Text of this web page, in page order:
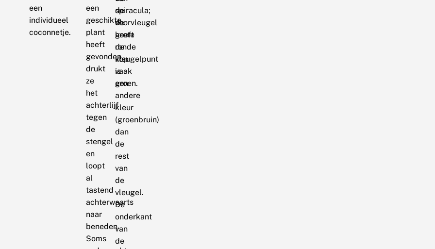
een
individueel
coconnetje.
een
geschikte
plant
heeft
gevonden,
drukt
ze
het
achterlijf
tegen
de
stengel
en
loopt
al
tastend
achterwaarts
naar
beneden.
Soms
de
voorvleugel
heeft
de
vleugelpunt
vaak
een
andere
kleur
(groenbruin)
dan
de
rest
van
de
vleugel.
De
onderkant
van
de
spiracula;
de
grote
ronde
kop
is
groen.